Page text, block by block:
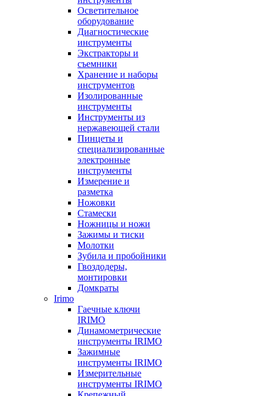
Осветительное
оборудование
Диагностические
инструменты
Экстракторы и
съемники
Хранение и наборы
инструментов
Изолированные
инструменты
Инструменты из
нержавеющей стали
Пинцеты и
специализированные
электронные
инструменты
Измерение и
разметка
Ножовки
Стамески
Ножницы и ножи
Зажимы и тиски
Молотки
Зубила и пробойники
Гвоздодеры,
монтировки
Домкраты
Irimo
Гаечные ключи
IRIMO
Динамометрические
инструменты IRIMO
Зажимные
инструменты IRIMO
Измерительные
инструменты IRIMO